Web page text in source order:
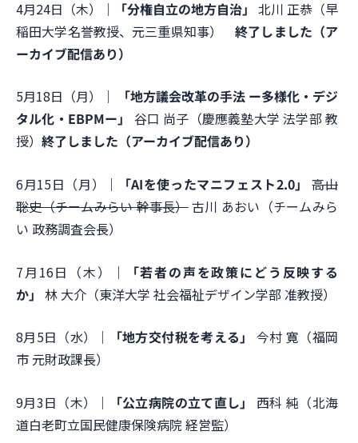
4月24日（木）｜ 「分権自立の地方自治」 北川 正恭（早
稲田大学名誉教授、元三重県知事）終了しました（ア
ーカイブ配信あり）
5月18日（月）｜
「地方議会改革の手法 ー多様化・デジ
タル化・EBPMー」
谷口 尚子（慶應義塾大学 法学部 教
授） 終了しました（アーカイブ配信あり）
6月15日（月）｜ 「AIを使ったマニフェスト2.0」
高山
聡史（チームみらい 幹事長）古川 あおい（チームみら
い 政務調査会長）
7月16日（木）｜
「若者の声を政策にどう反映する
か」 林 大介（東洋大学 社会福祉デザイン学部 准教授）
8月5日（水）｜ 「地方交付税を考える」
今村 寛（福岡
市 元財政課長）
9月3日（木）｜ 「公立病院の立て直し」
西科 純（北海
道白老町立国民健康保険病院 経営監）